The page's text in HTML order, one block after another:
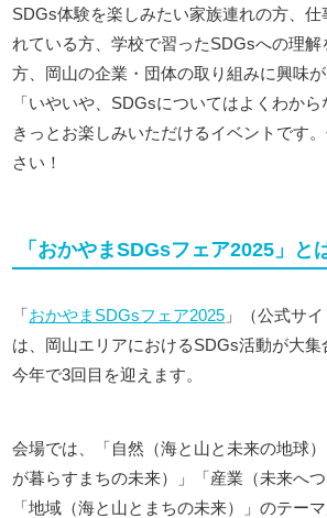
SDGs体験を楽しみたい家族連れの方、仕
れている方、学校で習ったSDGsへの理
方、岡山の企業・団体の取り組みに興味が
「いやいや、SDGsについてはよくわか
きっとお楽しみいただけるイベントです
さい！
「おかやまSDGsフェア2025」と
「おかやまSDGsフェア2025 」（公式サ
は、岡山エリアにおけるSDGs活動が大集
今年で3回目を迎えます。
会場では、「自然（海と山と未来の地球
が暮らすまちの未来）」「産業（未来へつ
「地域（海と山とまちの未来）」のテー